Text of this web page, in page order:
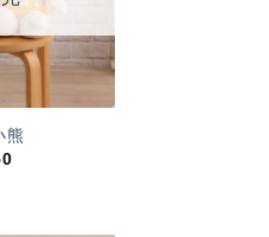
熊